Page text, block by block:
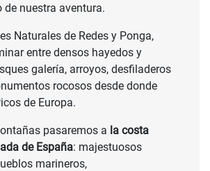
nuestra aventura.
Naturales de Redes y Ponga,
entre densos hayedos y
galería, arroyos, desfiladeros
rocosos desde donde
de Europa.
pasaremos a la costa
de España: majestuosos
marineros,